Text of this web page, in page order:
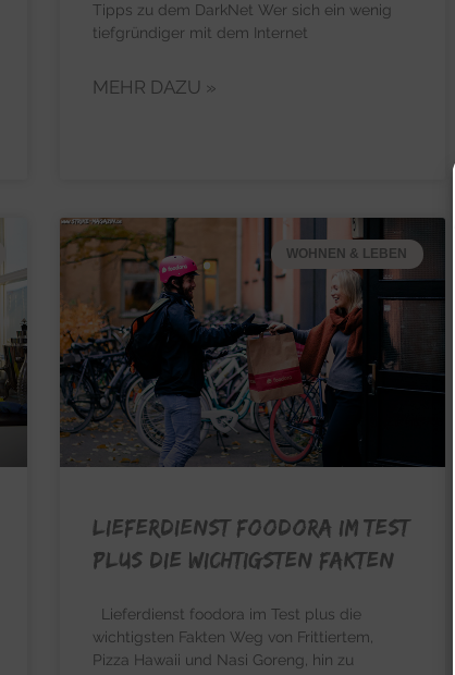
Tipps zu dem DarkNet Wer sich ein wenig
tiefgründiger mit dem Internet
MEHR DAZU »
WOHNEN & LEBEN
Lieferdienst foodora im Test
plus die wichtigsten Fakten
Lieferdienst foodora im Test plus die
wichtigsten Fakten Weg von Frittiertem,
Pizza Hawaii und Nasi Goreng, hin zu